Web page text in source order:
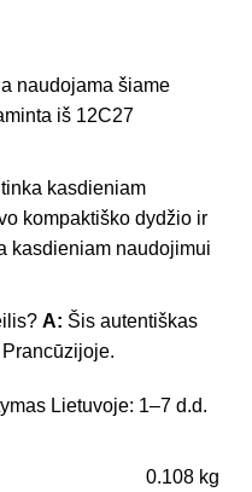
naudojama šiame
iš 12C27
kasdieniam
kompaktiško dydžio ir
kasdieniam naudojimui
A: Šis autentiškas
Lietuvoje: 1–7 d.d.
0.108 kg